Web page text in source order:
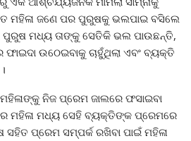
ମହିଳା ଜଣେ ପର ପୁରୁଷକୁ ଭଲପାଇ ବସିଲେ
ପୁରୁଷ ମଧ୍ୟ ତାଙ୍କୁ ସେତିକି ଭଲ ପାଉଛନ୍ତି,
ଉଠେଇବାକୁ ଚାହୁଁଥିଲା ଏବଂ ବ୍ୟକ୍ତି
ନିଜ ପ୍ରେମ ଜାଲରେ ଫସାଇବା
ମହିଳା ମଧ୍ୟ ସେହି ବ୍ୟକ୍ତିଙ୍କ ପ୍ରେମରେ
ପ୍ରେମ ସମ୍ପର୍କ ରଖିବା ପାଇଁ ମହିଳା